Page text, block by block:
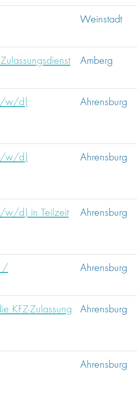
Weinstadt
Amberg
w/d)
Ahrensburg
w/d)
Ahrensburg
w/d) in Teilzeit
Ahrensburg
/
Ahrensburg
KFZ-Zulassung Ahrensburg
Ahrensburg